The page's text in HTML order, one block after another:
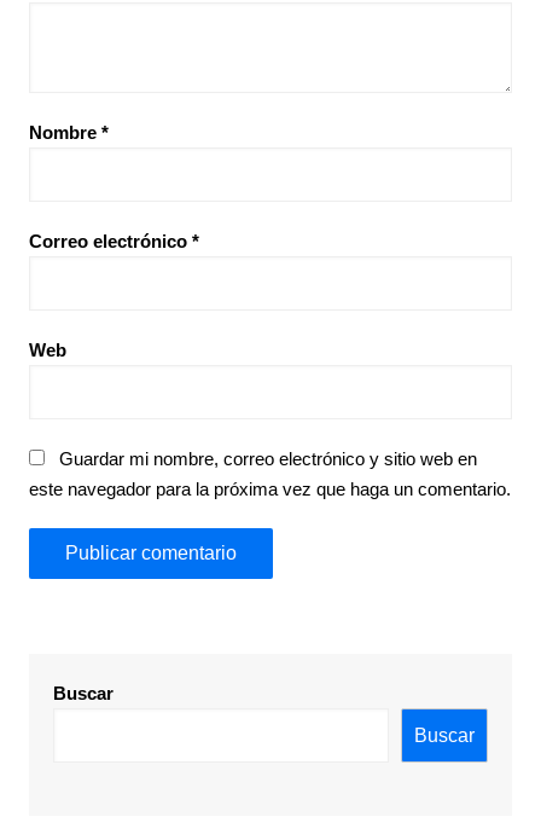
Nombre *
Correo electrónico *
Web
Guardar mi nombre, correo electrónico y sitio web en
este navegador para la próxima vez que haga un comentario.
Buscar
Buscar